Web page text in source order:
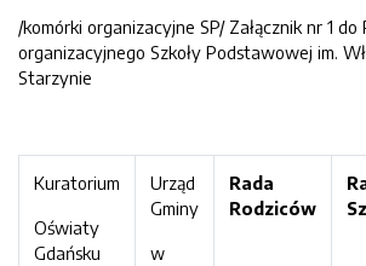
/komórki organizacyjne SP/ Załącznik nr 1 do
organizacyjnego Szkoły Podstawowej im.
Starzynie
Kuratorium
Oświaty
Gdańsku
Urząd
Gminy
w
Rada
Rodziców